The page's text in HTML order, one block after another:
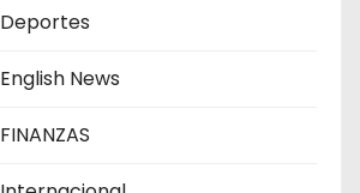
Deportes
English News
FINANZAS